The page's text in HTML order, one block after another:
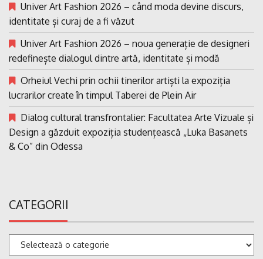
Univer Art Fashion 2026 – când moda devine discurs,
identitate și curaj de a fi văzut
Univer Art Fashion 2026 – noua generație de designeri
redefinește dialogul dintre artă, identitate și modă
Orheiul Vechi prin ochii tinerilor artiști la expoziția
lucrarilor create în timpul Taberei de Plein Air
Dialog cultural transfrontalier: Facultatea Arte Vizuale și
Design a găzduit expoziția studențească „Luka Basanets
& Co” din Odessa
CATEGORII
Categorii